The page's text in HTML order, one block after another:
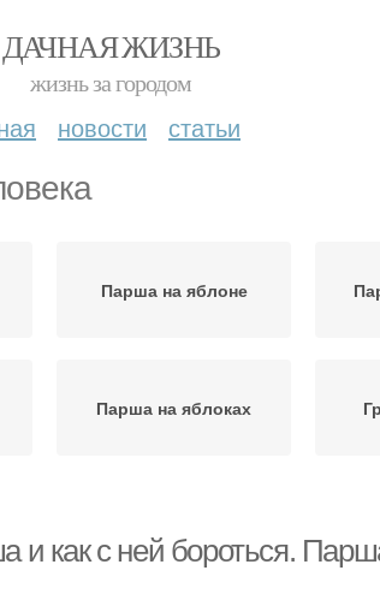
ДАЧНАЯ ЖИЗНЬ
жизнь за городом
новости статьи
Парша на яблоне
Парша на яблоках
и как с ней бороться.